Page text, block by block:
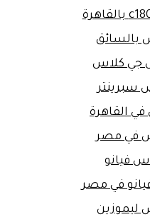
بالسائق
جي كلاس
سبرينتر
القاهرة
في مصر
فيانو
في مصر
ليموزين